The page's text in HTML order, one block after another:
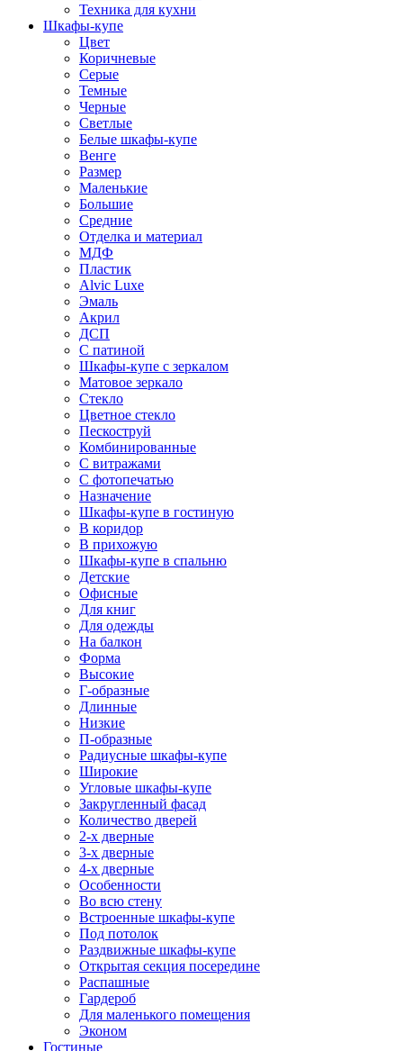
Техника для кухни
Шкафы-купе
Цвет
Коричневые
Серые
Темные
Черные
Светлые
Белые шкафы-купе
Венге
Размер
Маленькие
Большие
Средние
Отделка и материал
МДФ
Пластик
Alvic Luxe
Эмаль
Акрил
ДСП
С патиной
Шкафы-купе с зеркалом
Матовое зеркало
Стекло
Цветное стекло
Пескоструй
Комбинированные
С витражами
С фотопечатью
Назначение
Шкафы-купе в гостиную
В коридор
В прихожую
Шкафы-купе в спальню
Детские
Офисные
Для книг
Для одежды
На балкон
Форма
Высокие
Г-образные
Длинные
Низкие
П-образные
Радиусные шкафы-купе
Широкие
Угловые шкафы-купе
Закругленный фасад
Количество дверей
2-х дверные
3-х дверные
4-х дверные
Особенности
Во всю стену
Встроенные шкафы-купе
Под потолок
Раздвижные шкафы-купе
Открытая секция посередине
Распашные
Гардероб
Для маленького помещения
Эконом
Гостиные